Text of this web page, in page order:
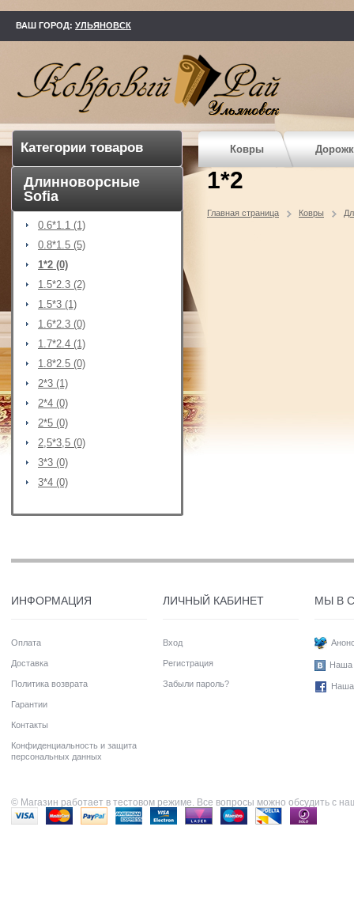
ВАШ ГОРОД: УЛЬЯНОВСК
Категории товаров Ковры
Длинноворсные
Sofia
0.6*1.1 (1)
0.8*1.5 (5)
1*2 (0)
1.5*2.3 (2)
1.5*3 (1)
1.6*2.3 (0)
1.7*2.4 (1)
1.8*2.5 (0)
2*3 (1)
2*4 (0)
2*5 (0)
2,5*3,5 (0)
3*3 (0)
3*4 (0)
1*2
Главная страница Ковры
ИНФОРМАЦИЯ
Оплата
Доставка
Политика возврата
Гарантии
Контакты
Конфиденциальность и защита
персональных данных
ЛИЧНЫЙ КАБИНЕТ
Вход
Регистрация
Забыли пароль?
МЫ В
Наша
Наша
© Магазин работает в тестовом режиме. Все вопросы можно обсудить с